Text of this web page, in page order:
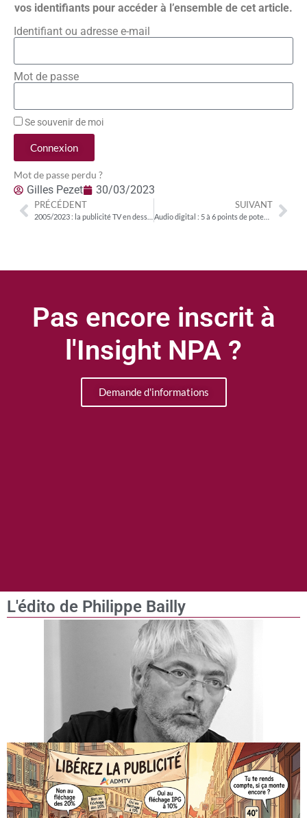
vos identifiants pour accéder à l’ensemble de cet article.
Identifiant ou adresse e-mail
Mot de passe
Se souvenir de moi
Connexion
Mot de passe perdu ?
Gilles Pezet 30/03/2023
PRÉCÉDENT SUIVANT
Audio digital : 5 à 6 points de potentiel pour les radios françaises
Pas encore inscrit à
l'Insight NPA ?
Demande d'informations
L'édito de Philippe Bailly